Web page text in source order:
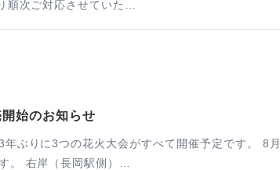
順次ご対応させていた…
始のお知らせ
大会がすべて開催予定です。 8月2日（火）・3日（水）
。 右岸（長岡駅側）…